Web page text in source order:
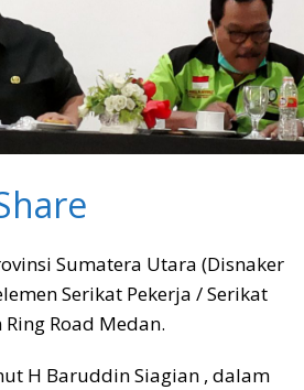
Sumatera Utara (Disnaker
Serikat Pekerja / Serikat
Road Medan.
H Baruddin Siagian , dalam